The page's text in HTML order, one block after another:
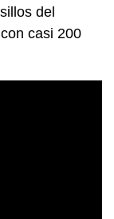
del
casi 200